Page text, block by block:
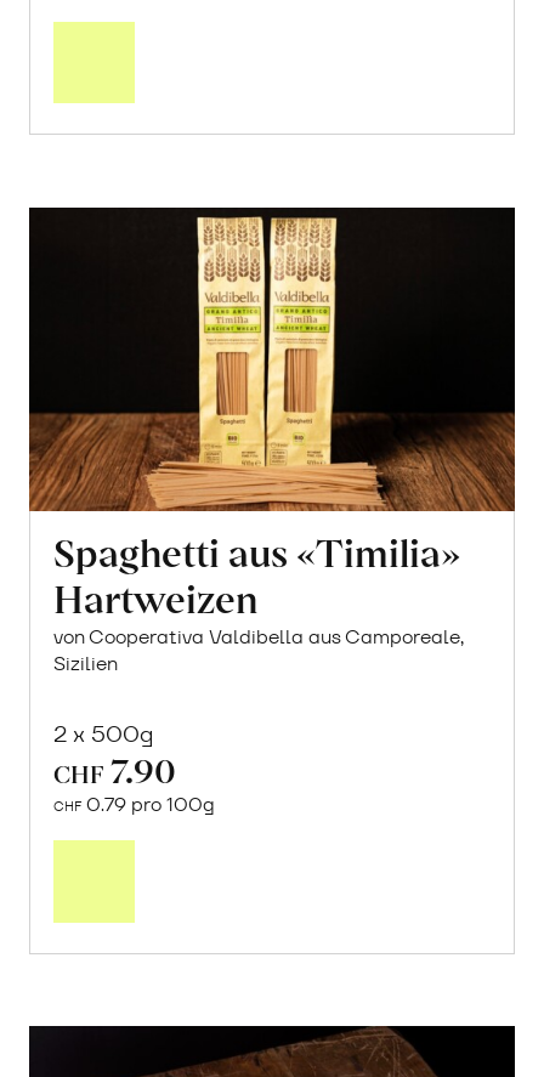
Post
erfahren
Spaghetti aus «Timilia»
Hartweizen
von Cooperativa Valdibella aus Camporeale,
Sizilien
2 x 500g
CHF 7.90
CHF 0.79 pro 100g